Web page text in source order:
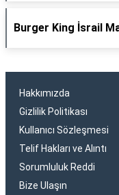
Burger King İsrail
Hakkımızda
Gizlilik Politikası
Kullanıcı Sözleşmesi
Telif Hakları ve Alıntı
Sorumluluk Reddi
Bize Ulaşın